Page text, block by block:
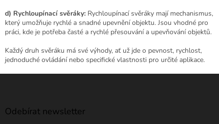
d) Rychloupínací svěráky: Rychloupínací svěráky mají mechanismus,
který umožňuje rychlé a snadné upevnění objektu. Jsou vhodné pro
práci, kde je potřeba časté a rychlé přesouvání a upevňování objektů.
Každý druh svěráku má své výhody, ať už jde o pevnost, rychlost,
jednoduché ovládání nebo specifické vlastnosti pro určité aplikace.
Z
Odebírat newsletter